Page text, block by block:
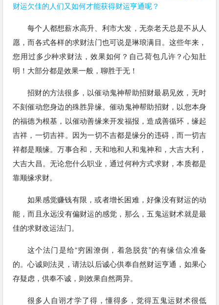
财运欠佳的人们又如何才能获得财运亨通呢？
每个人都想薪水高升、利市大发，无奈老天总是不从人
愿，而各式各样的求财法门也可说是琳琅满目。这些年来，
您用过多少种求财法，效果如何？自己荷包几许？心知肚
明！大部分都是效果一般，聊胜于无！
招财的方法很多，以催动鬼神帮助招财最易见效，无时
不刻催动您身边的殊胜异缘。催动鬼神帮助招财，以您本身
的福德为根基，以催动善缘来开发福报，造成善循环，缘起
吉祥，一切吉祥。因为一切不吉都是缘分的违碍，而一切吉
祥都是顺缘。万事合和，天和地和人和鬼神和，大吉大利，
大吉大昌。无论您什么职业，通过何种方式求财，本质都是
靠顺缘求财。
如果感觉赚钱有限，或者增长困难，好像没有财运的动
能，而且永远没有偏财运的感觉，那么，五鬼运财术就是最
佳的求财改运法门。
这个法门是给“穷困潦倒，着急脱贫”的有缘信众准备
的。心诚则法灵，请法以后诚心供奉自然财运亨通，如果心
存疑虑，供奉不诚，则效果自然两异。
很多人自诩才学了得，懂得多，觉得五鬼运财术很低